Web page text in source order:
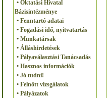
• Oktatási Hivatal
Bázisintézménye
• Fenntartó adatai
• Fogadási idő, nyitvatartás
• Munkatársak
• Álláshirdetések
• Pályaválasztási Tanácsadás
• Hasznos információk
• Jó tudni!
• Felnőtt vizsgálatok
• Pályázatok